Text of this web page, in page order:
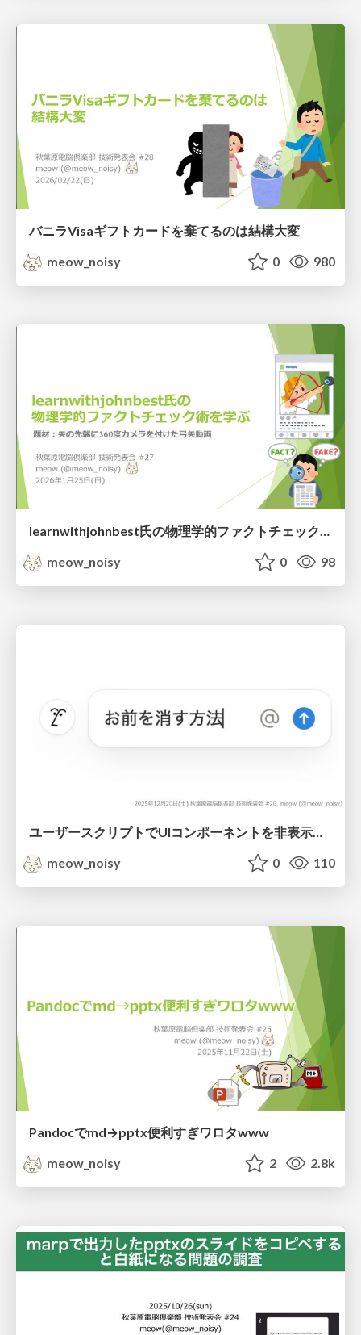
バニラVisaギフトカードを棄てるのは結構大変
meow_noisy
0 980
learnwithjohnbest氏の物理学的ファクトチェック術を学ぶ
meow_noisy
0 98
ユーザースクリプトでUIコンポーネントを非表示にするなど
meow_noisy
0 110
Pandocでmd→pptx便利すぎワロタwww
meow_noisy
2 2.8k